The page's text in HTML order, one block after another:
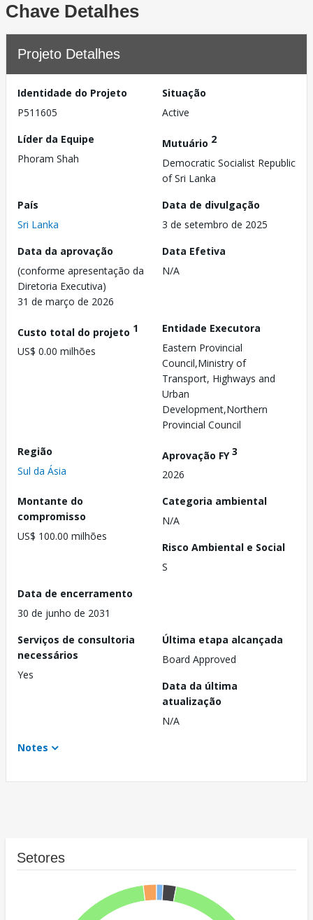
Chave Detalhes
Projeto Detalhes
Identidade do Projeto
P511605
Situação
Active
Líder da Equipe
Phoram Shah
Mutuário 2
Democratic Socialist Republic
of Sri Lanka
País
Sri Lanka
Data de divulgação
3 de setembro de 2025
Data da aprovação
(conforme apresentação da
Diretoria Executiva)
31 de março de 2026
Data Efetiva
N/A
Custo total do projeto 1
US$ 0.00 milhões
Entidade Executora
Eastern Provincial
Council,Ministry of
Transport, Highways and
Urban
Development,Northern
Provincial Council
Região
Sul da Ásia
Aprovação FY3
2026
Montante do
compromisso
US$ 100.00 milhões
Categoria ambiental
N/A
Risco Ambiental e Social
S
Data de encerramento
30 de junho de 2031
Serviços de consultoria
necessários
Yes
Última etapa alcançada
Board Approved
Data da última
atualização
N/A
Notes
Setores